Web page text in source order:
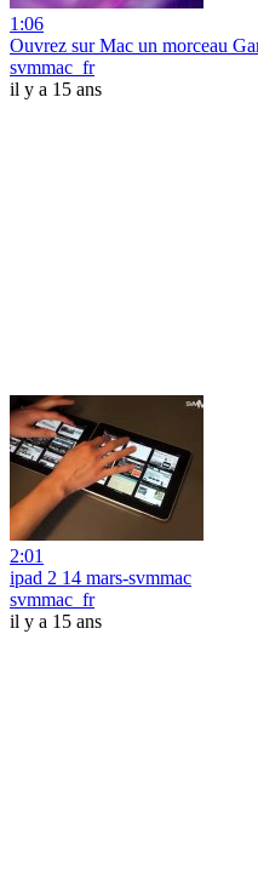
1:06
Ouvrez sur Mac un morceau
svmmac_fr
il y a 15 ans
2:01
ipad 2 14 mars-svmmac
svmmac_fr
il y a 15 ans